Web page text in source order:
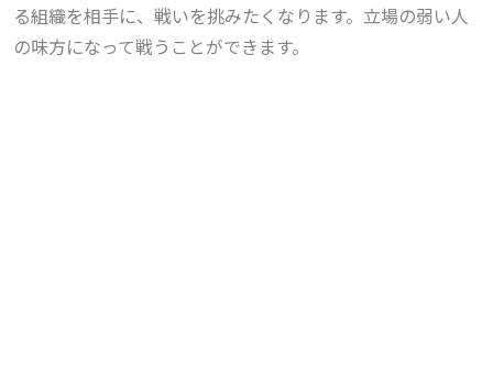
る組織を相手に、戦いを挑みたくなります。立場の弱い人
の味方になって戦うことができます。